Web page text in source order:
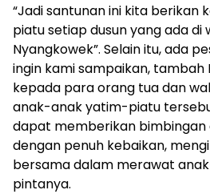
“Jadi santunan ini kita berikan
piatu setiap dusun yang ada di
Nyangkowek”. Selain itu, ada
ingin kami sampaikan, tambah
kepada para orang tua dan
anak-anak yatim-piatu
dapat memberikan bimbingan
dengan penuh kebaikan,
bersama dalam merawat
pintanya.